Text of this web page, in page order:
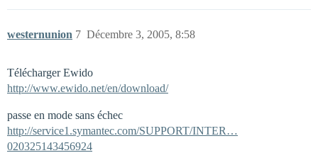
westernunion Décembre 3, 2005, 8:58
7
Télécharger Ewido
http://www.ewido.net/en/download/
passe en mode sans échec
http://service1.symantec.com/SUPPORT/INTER…
020325143456924